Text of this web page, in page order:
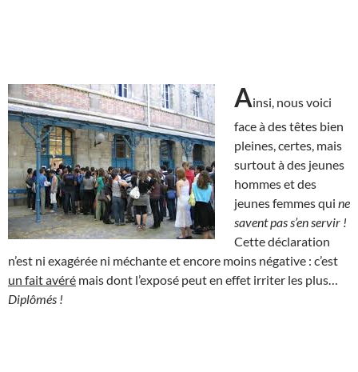
Ainsi, nous voici
face à des têtes bien
pleines, certes, mais
surtout à des jeunes
hommes et des
jeunes femmes qui ne
savent pas s’en servir !
Cette déclaration
n’est ni exagérée ni méchante et encore moins négative : c’est
un fait avéré mais dont l’exposé peut en effet irriter les plus…
Diplômés !